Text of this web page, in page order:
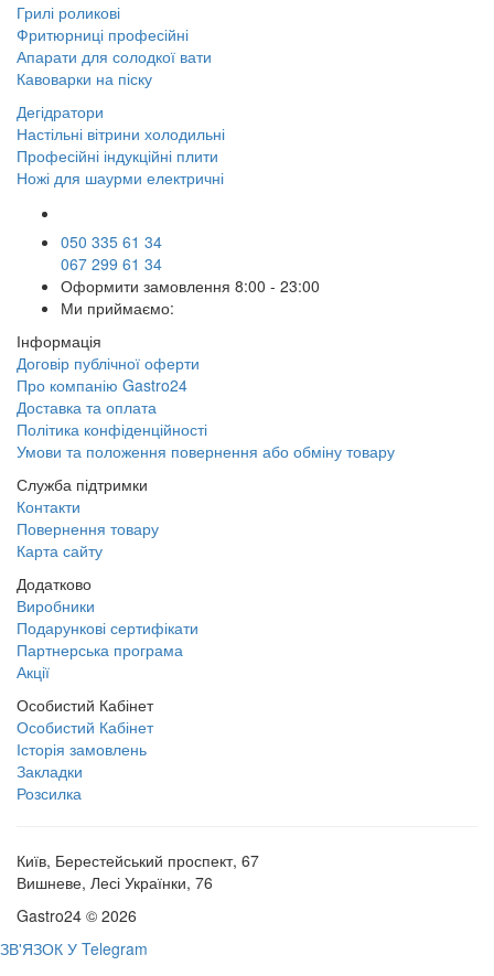
Грилі роликові
Фритюрниці професійні
Апарати для солодкої вати
Кавоварки на піску
Дегідратори
Настільні вітрини холодильні
Професійні індукційні плити
Ножі для шаурми електричні
050 335 61 34
067 299 61 34
Оформити замовлення 8:00 - 23:00
Ми приймаємо:
Інформація
Договір публічної оферти
Про компанію Gastro24
Доставка та оплата
Політика конфіденційності
Умови та положення повернення або обміну товару
Служба підтримки
Контакти
Повернення товару
Карта сайту
Додатково
Виробники
Подарункові сертифікати
Партнерська програма
Акції
Особистий Кабінет
Особистий Кабінет
Історія замовлень
Закладки
Розсилка
Київ, Берестейський проспект, 67
Вишневе, Лесі Українки, 76
Gastro24 © 2026
ЗВ'ЯЗОК У Telegram